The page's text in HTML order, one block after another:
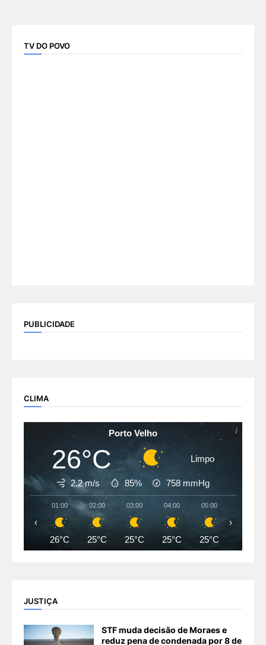
TV DO POVO
PUBLICIDADE
CLIMA
Porto Velho
26°C Limpo
2.2 m/s 85% 758 mmHg
01:00
26°C
02:00
25°C
03:00
25°C
04:00
25°C
05:00
25°C
‹ ›
JUSTIÇA
STF muda decisão de Moraes e
reduz pena de condenada por 8 de